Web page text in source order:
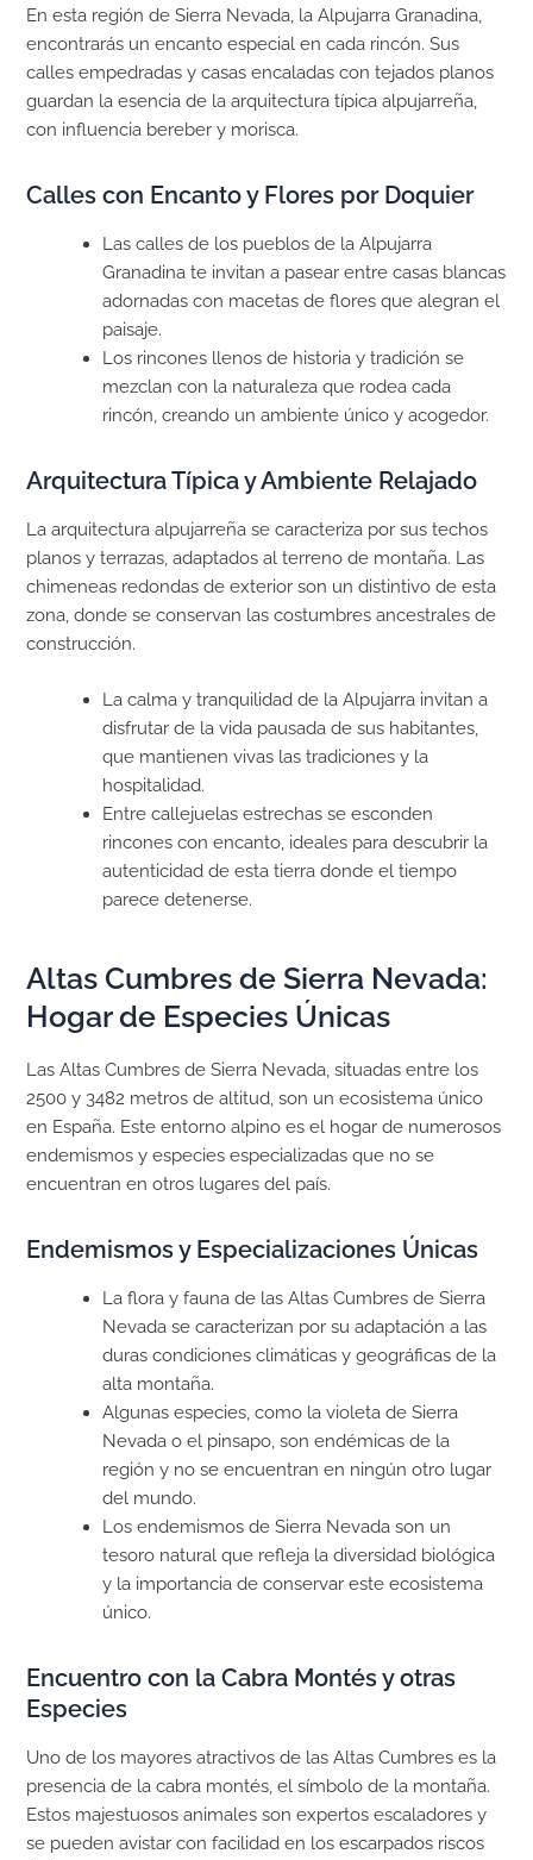
En esta región de Sierra Nevada, la Alpujarra Granadina,
encontrarás un encanto especial en cada rincón. Sus
calles empedradas y casas encaladas con tejados planos
guardan la esencia de la arquitectura típica alpujarreña,
con influencia bereber y morisca.
Calles con Encanto y Flores por Doquier
Las calles de los pueblos de la Alpujarra
Granadina te invitan a pasear entre casas blancas
adornadas con macetas de flores que alegran el
paisaje.
Los rincones llenos de historia y tradición se
mezclan con la naturaleza que rodea cada
rincón, creando un ambiente único y acogedor.
Arquitectura Típica y Ambiente Relajado
La arquitectura alpujarreña se caracteriza por sus techos
planos y terrazas, adaptados al terreno de montaña. Las
chimeneas redondas de exterior son un distintivo de esta
zona, donde se conservan las costumbres ancestrales de
construcción.
La calma y tranquilidad de la Alpujarra invitan a
disfrutar de la vida pausada de sus habitantes,
que mantienen vivas las tradiciones y la
hospitalidad.
Entre callejuelas estrechas se esconden
rincones con encanto, ideales para descubrir la
autenticidad de esta tierra donde el tiempo
parece detenerse.
Altas Cumbres de Sierra Nevada:
Hogar de Especies Únicas
Las Altas Cumbres de Sierra Nevada, situadas entre los
2500 y 3482 metros de altitud, son un ecosistema único
en España. Este entorno alpino es el hogar de numerosos
endemismos y especies especializadas que no se
encuentran en otros lugares del país.
Endemismos y Especializaciones Únicas
La flora y fauna de las Altas Cumbres de Sierra
Nevada se caracterizan por su adaptación a las
duras condiciones climáticas y geográficas de la
alta montaña.
Algunas especies, como la violeta de Sierra
Nevada o el pinsapo, son endémicas de la
región y no se encuentran en ningún otro lugar
del mundo.
Los endemismos de Sierra Nevada son un
tesoro natural que refleja la diversidad biológica
y la importancia de conservar este ecosistema
único.
Encuentro con la Cabra Montés y otras
Especies
Uno de los mayores atractivos de las Altas Cumbres es la
presencia de la cabra montés, el símbolo de la montaña.
Estos majestuosos animales son expertos escaladores y
se pueden avistar con facilidad en los escarpados riscos